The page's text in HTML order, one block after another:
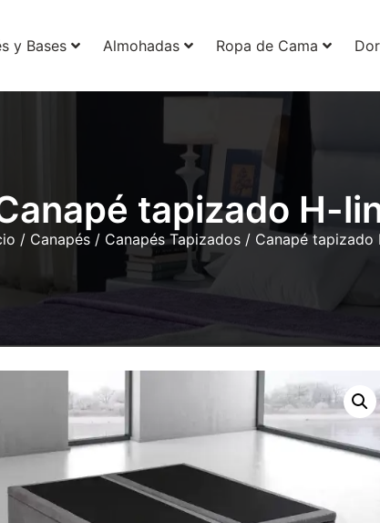
y Bases Almohadas Ropa de Cama
tapizado H-
/ Canapés/ Canapés Tapizados/ Canapé tapizado